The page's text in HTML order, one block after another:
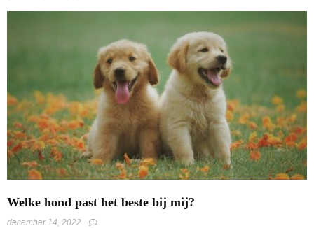
Welke hond past het beste bij mij?
december 14, 2022